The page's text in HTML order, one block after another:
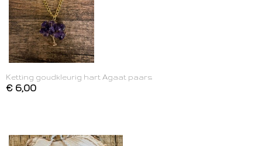
Ketting goudkleurig hart Agaat paars
€ 6,00